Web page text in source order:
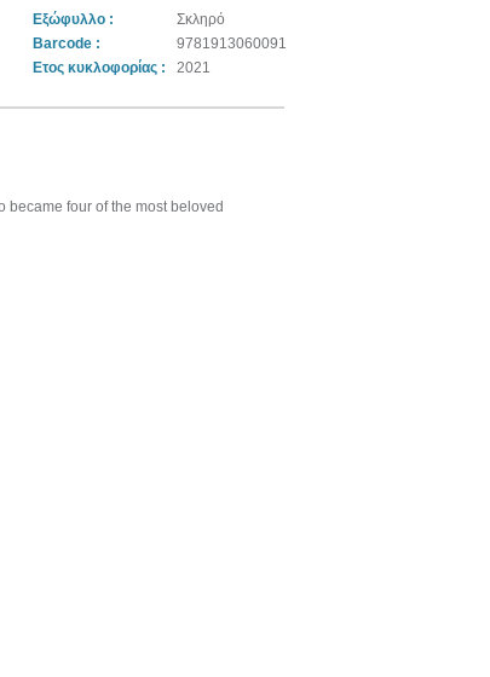
Εξώφυλλο :
Σκληρό
Barcode :
9781913060091
Ετος κυκλοφορίας :
2021
became four of the most beloved